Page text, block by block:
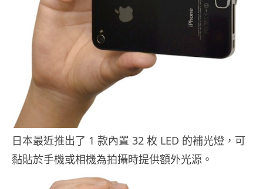
日本最近推出了 1 款內置 32 枚 LED 的補光燈，可
黏貼於手機或相機為拍攝時提供額外光源。